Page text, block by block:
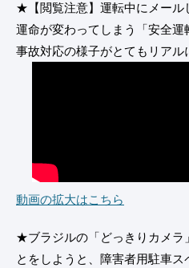
★【閲覧注意】運転中にメール
運命が変わってしまう「安全
事故対応の様子がとてもリアル
動画の拡大はこちら
★ブラジルの「どっきりカメラ
とをしようと、障害者用駐車